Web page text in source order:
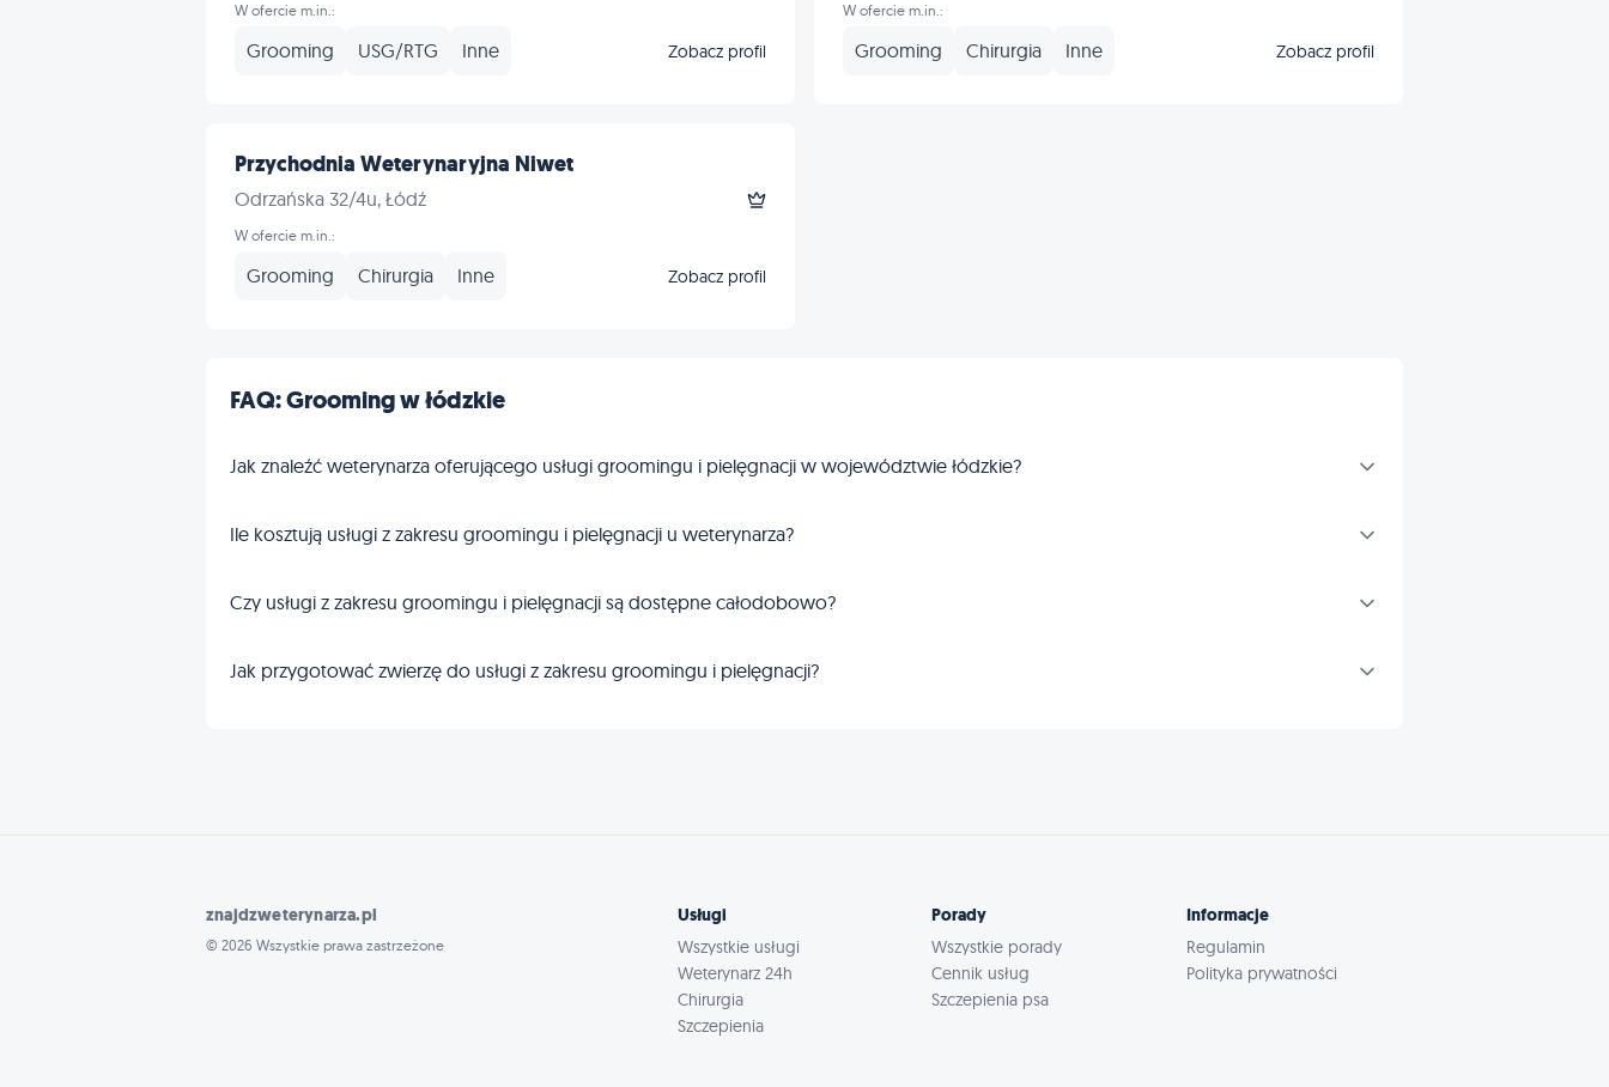
W ofercie m.in.:
Grooming USG/RTG Inne Zobacz profil
W ofercie m.in.:
Grooming Chirurgia Inne Zobacz profil
Przychodnia Weterynaryjna Niwet
Odrzańska 32/4u, Łódź
W ofercie m.in.:
Grooming Chirurgia Inne Zobacz profil
FAQ: Grooming w łódzkie
Jak znaleźć weterynarza oferującego usługi groomingu i pielęgnacji w województwie łódzkie?
Ile kosztują usługi z zakresu groomingu i pielęgnacji u weterynarza?
Czy usługi z zakresu groomingu i pielęgnacji są dostępne całodobowo?
Jak przygotować zwierzę do usługi z zakresu groomingu i pielęgnacji?
znajdzweterynarza.pl
© 2026 Wszystkie prawa zastrzeżone
Usługi
Wszystkie usługi
Weterynarz 24h
Chirurgia
Szczepienia
Porady
Wszystkie porady
Cennik usług
Szczepienia psa
Informacje
Regulamin
Polityka prywatności